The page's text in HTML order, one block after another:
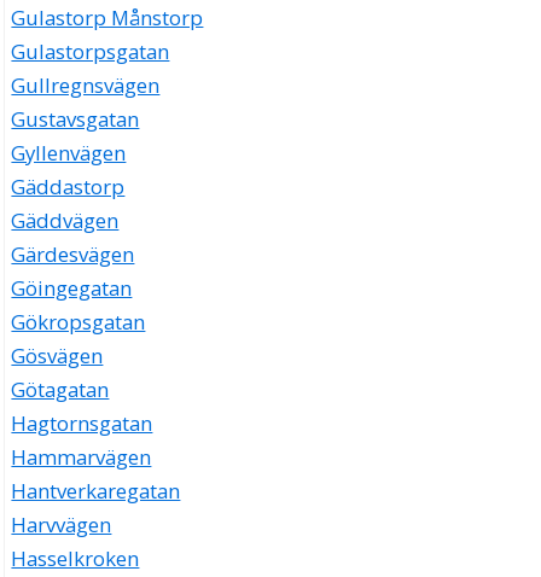
Gulastorp Månstorp
Gulastorpsgatan
Gullregnsvägen
Gustavsgatan
Gyllenvägen
Gäddastorp
Gäddvägen
Gärdesvägen
Göingegatan
Gökropsgatan
Gösvägen
Götagatan
Hagtornsgatan
Hammarvägen
Hantverkaregatan
Harvvägen
Hasselkroken